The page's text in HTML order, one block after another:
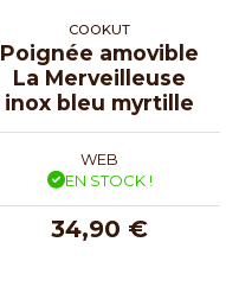
COOKUT
Poignée amovible
La Merveilleuse
inox bleu myrtille
WEB
EN STOCK !
34,90 €